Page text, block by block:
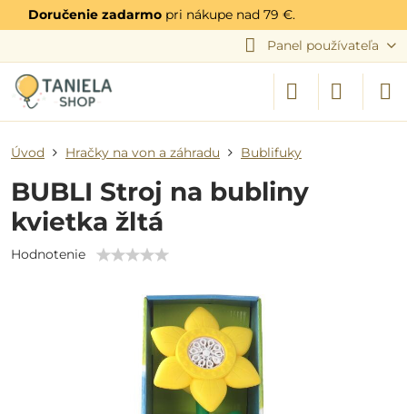
Doručenie zadarmo pri nákupe nad 79 €.
Panel používateľa
Úvod Hračky na von a záhradu Bublifuky
BUBLI Stroj na bubliny
kvietka žltá
Hodnotenie